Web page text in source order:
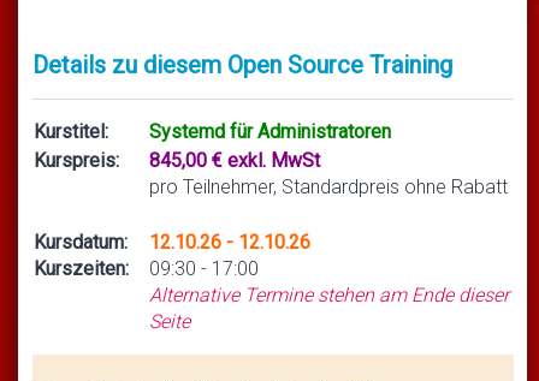
Details zu diesem Open Source Training
Kurstitel:
Systemd für Administratoren
Kurspreis:
845,00 € exkl. MwSt
pro Teilnehmer, Standardpreis ohne Rabatt
Kursdatum:
Kurszeiten:
12.10.26 - 12.10.26
09:30 - 17:00
Alternative Termine stehen am Ende dieser
Seite